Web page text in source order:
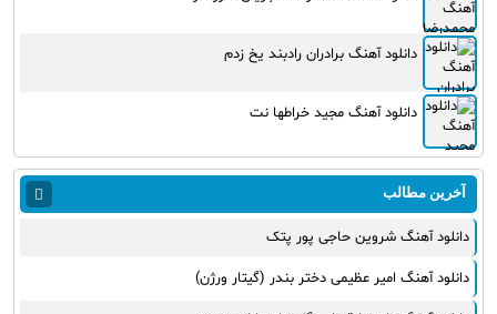
دانلود آهنگ برادران رادبند یخ زدم
دانلود آهنگ مجید خراطها نت
آخرین مطالب
دانلود آهنگ شروین حاجی پور پتک
دانلود آهنگ امیر عظیمی دختر بندر (گیتار ورژن)